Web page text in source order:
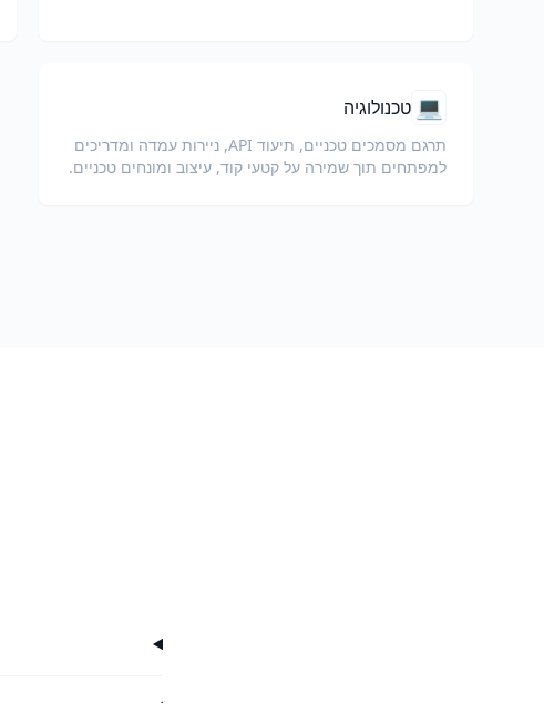
💻 טכנולוגיה
תרגם מסמכים טכניים, תיעוד API, ניירות עמדה ומדריכים
למפתחים תוך שמירה על קטעי קוד, עיצוב ומונחים טכניים.